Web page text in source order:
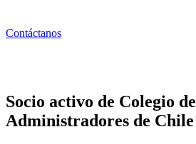
Contáctanos
Socio activo de Colegio de
Administradores de Chile